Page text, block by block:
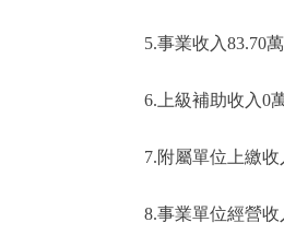
5.事業收入83.70萬
6.上級補助收入0萬
7.附屬單位上繳收
8.事業單位經營收入